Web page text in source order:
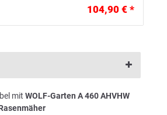
104,90 € *
mit WOLF-Garten A 460 AHVHW